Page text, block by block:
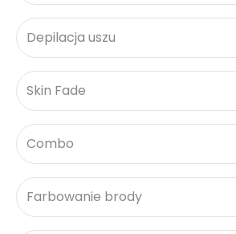
Depilacja uszu
Skin Fade
Combo
Farbowanie brody